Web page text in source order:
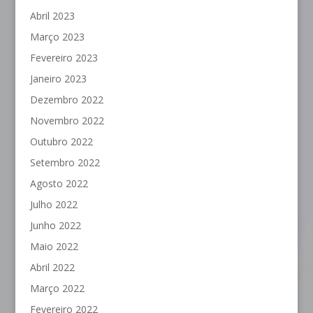
Abril 2023
Março 2023
Fevereiro 2023
Janeiro 2023
Dezembro 2022
Novembro 2022
Outubro 2022
Setembro 2022
Agosto 2022
Julho 2022
Junho 2022
Maio 2022
Abril 2022
Março 2022
Fevereiro 2022